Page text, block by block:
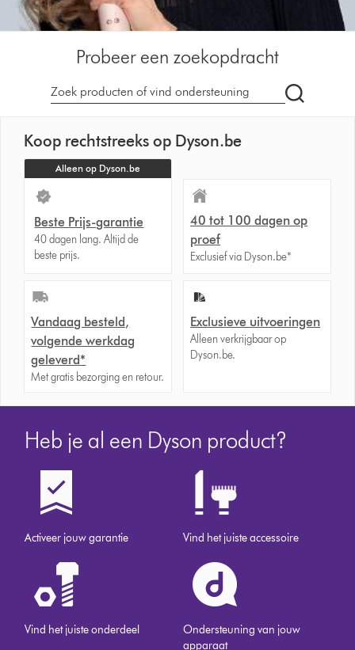
Probeer een zoekopdracht
Zoek
Koop rechtstreeks op Dyson.be
Alleen op Dyson.be
Beste Prijs-garantie
40 dagen lang. Altijd de
beste prijs.
40 tot 100 dagen op
proef
Exclusief via Dyson.be*
Vandaag besteld,
volgende werkdag
geleverd*
Met gratis bezorging en retour.
Exclusieve uitvoeringen
Alleen verkrijgbaar op
Dyson.be.
Heb je al een Dyson product?
Activeer jouw garantie Vind het juiste accessoire
Vind het juiste onderdeel
Ondersteuning van jouw
apparaat